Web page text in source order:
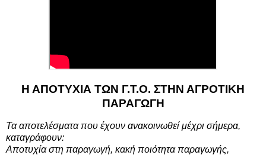
Η ΑΠΟΤΥΧΙΑ ΤΩΝ Γ.Τ.Ο. ΣΤΗΝ ΑΓΡΟΤΙΚΗ
ΠΑΡΑΓΩΓΗ
Τα αποτελέσματα που έχουν ανακοινωθεί μέχρι σήμερα,
καταγράφουν:
Αποτυχία στη παραγωγή, κακή ποιότητα παραγωγής,